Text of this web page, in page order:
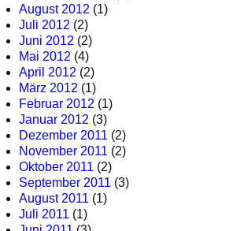
August 2012 (1)
Juli 2012 (2)
Juni 2012 (2)
Mai 2012 (4)
April 2012 (2)
März 2012 (1)
Februar 2012 (1)
Januar 2012 (3)
Dezember 2011 (2)
November 2011 (2)
Oktober 2011 (2)
September 2011 (3)
August 2011 (1)
Juli 2011 (1)